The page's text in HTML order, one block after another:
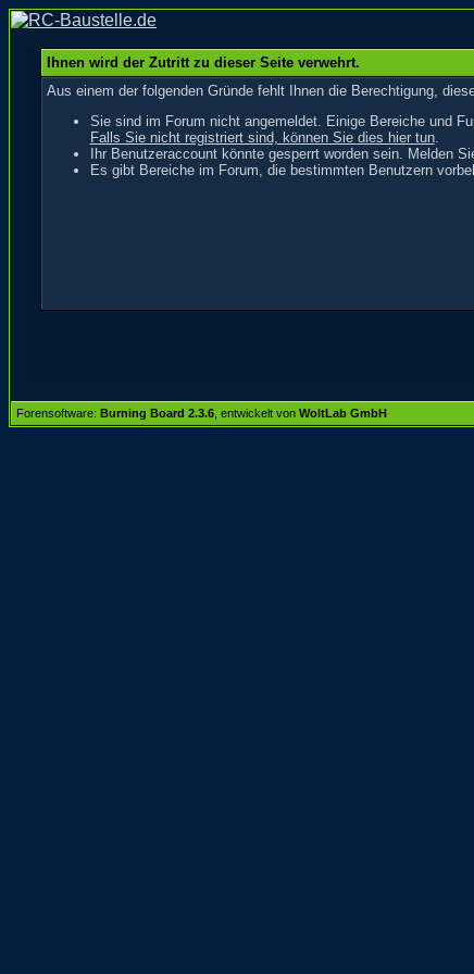
Ihnen wird der Zutritt zu dieser Seite verwehrt.
Aus einem der folgenden Gründe fehlt Ihnen die Berechtigung,
Sie sind im Forum nicht angemeldet. Einige Bereiche und
Falls Sie nicht registriert sind, können Sie dies hier tun.
Ihr Benutzeraccount könnte gesperrt worden sein. Melden
Es gibt Bereiche im Forum, die bestimmten Benutzern
Forensoftware: Burning Board 2.3.6 , entwickelt von WoltLab GmbH